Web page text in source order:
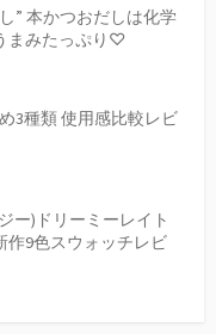
” 本かつおだしは化学
まみたっぷり♡
3種類 使用感比較レビ
ー)ドリーミーレイト
作9色スウォッチレビ